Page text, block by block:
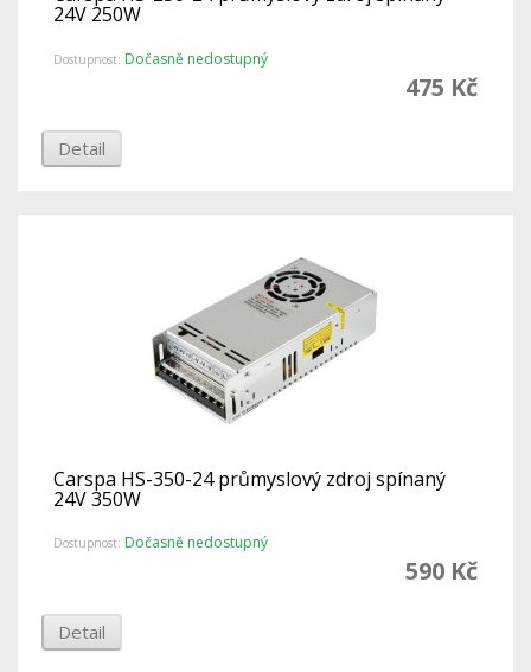
24V 250W
Dostupnost: Dočasně nedostupný
475 Kč
Detail
Carspa HS-350-24 průmyslový zdroj spínaný
24V 350W
Dostupnost: Dočasně nedostupný
590 Kč
Detail